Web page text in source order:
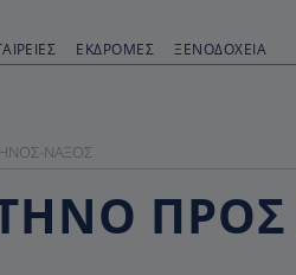
ΕΚΔΡΟΜΈΣ ΞΕΝΟΔΟΧΕΊΑ
ΝΆΞΟΣ
ΤΉΝΟ